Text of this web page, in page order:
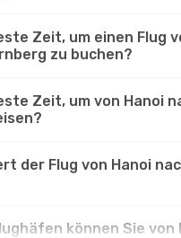
Zeit, um einen Flug
zu buchen?
Zeit, um von Hanoi
der Flug von Hanoi
können Sie von